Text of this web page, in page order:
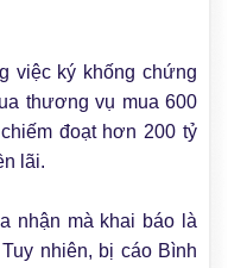
việc ký khống chứng
thương vụ mua 600
đoạt hơn 200 tỷ
lãi.
nhận mà khai báo là
nhiên, bị cáo Bình